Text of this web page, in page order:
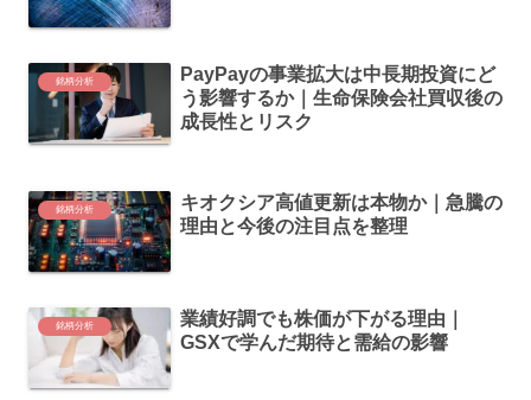
銘柄分析
PayPayの事業拡大は中長期投資にど
う影響するか｜生命保険会社買収後の
成長性とリスク
銘柄分析
キオクシア高値更新は本物か｜急騰の
理由と今後の注目点を整理
銘柄分析
業績好調でも株価が下がる理由｜
GSXで学んだ期待と需給の影響